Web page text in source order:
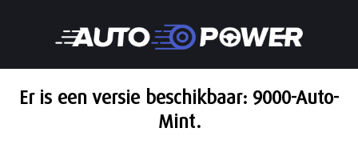
Er is een versie beschikbaar: 9000-Auto-
Mint.